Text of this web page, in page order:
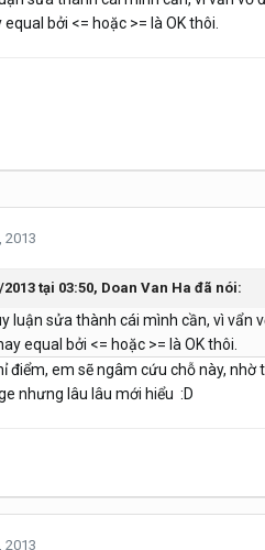
bởi <= hoặc >= là OK thôi.
2013
tại 03:50, Doan Van Ha đã nói:
luận sửa thành cái mình cần, vì vẩn
equal bởi <= hoặc >= là OK thôi.
điểm, em sẽ ngâm cứu chỗ này,
nhưng lâu lâu mới hiểu :D
2013